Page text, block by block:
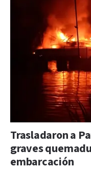
Trasladaron a
graves
embarcación